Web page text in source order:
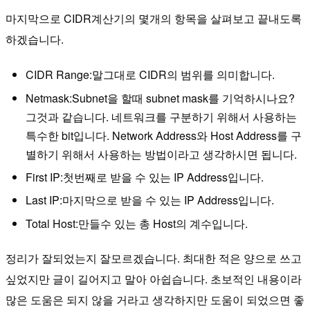
마지막으로 CIDR계산기의 몇개의 항목을 살펴보고 끝내도록
하겠습니다.
CIDR Range:말그대로 CIDR의 범위를 의미합니다.
Netmask:Subnet을 할때 subnet mask를 기억하시나요?
그것과 같습니다. 네트워크를 구분하기 위해서 사용하는
특수한 bit입니다. Network Address와 Host Address를 구
별하기 위해서 사용하는 방법이라고 생각하시면 됩니다.
First IP:첫번째로 받을 수 있는 IP Address입니다.
Last IP:마지막으로 받을 수 있는 IP Address입니다.
Total Host:만들수 있는 총 Host의 계수입니다.
정리가 잘되었는지 잘모르겠습니다. 최대한 적은 양으로 쓰고
싶었지만 글이 길어지고 말아 아쉽습니다. 초보적인 내용이라
많은 도움은 되지 않을 거라고 생각하지만 도움이 되었으면 좋